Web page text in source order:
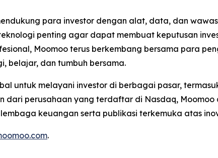
para investor dengan alat, data, dan
penting agar dapat membuat keputusan
Moomoo terus berkembang bersama para
belajar, dan tumbuh bersama.
untuk melayani investor di berbagai pasar,
perusahaan yang terdaftar di Nasdaq,
keuangan serta publikasi terkemuka atas
.